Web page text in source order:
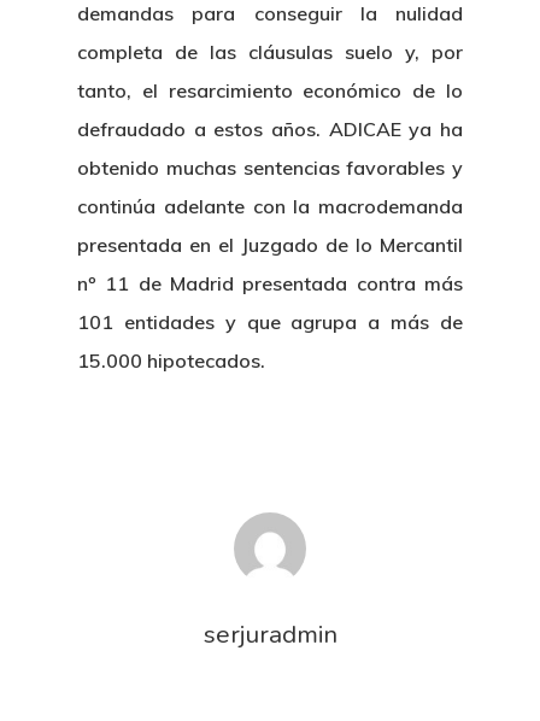
demandas para conseguir la nulidad
completa de las cláusulas suelo y, por
tanto, el resarcimiento económico de lo
defraudado a estos años. ADICAE ya ha
obtenido muchas sentencias favorables y
continúa adelante con la macrodemanda
presentada en el Juzgado de lo Mercantil
nº 11 de Madrid presentada contra más
101 entidades y que agrupa a más de
15.000 hipotecados.
serjuradmin